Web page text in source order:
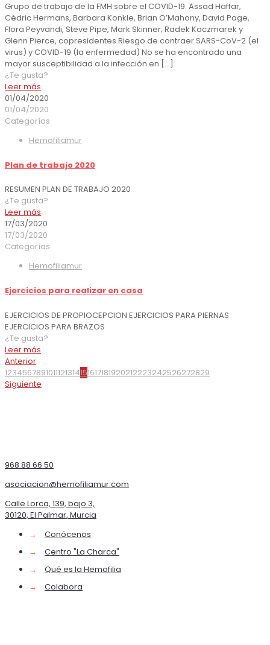
Grupo de trabajo de la FMH sobre el COVID-19: Assad Haffar,
Cédric Hermans, Barbara Konkle, Brian O’Mahony, David Page,
Flora Peyvandi, Steve Pipe, Mark Skinner; Radek Kaczmarek y
Glenn Pierce, copresidentes Riesgo de contraer SARS-CoV-2 (el
virus) y COVID-19 (la enfermedad) No se ha encontrado una
mayor susceptibilidad a la infección en […]
¿Te gusta?
Leer más
01/04/2020
01/04/2020
Categorías
Hemofiliamur
Plan de trabajo 2020
RESUMEN PLAN DE TRABAJO 2020
¿Te gusta?
Leer más
17/03/2020
17/03/2020
Categorías
Hemofiliamur
Ejercicios para realizar en casa
EJERCICIOS DE PROPIOCEPCION EJERCICIOS PARA PIERNAS
EJERCICIOS PARA BRAZOS
¿Te gusta?
Leer más
Anterior
1234567891011121314151617181920212223242526272829
Siguiente
968 88 66 50
asociacion@hemofiliamur.com
Calle Lorca, 139, bajo 3,
30120, El Palmar, Murcia
→
Conócenos
→
Centro "La Charca"
→
Qué es la Hemofilia
→
Colabora